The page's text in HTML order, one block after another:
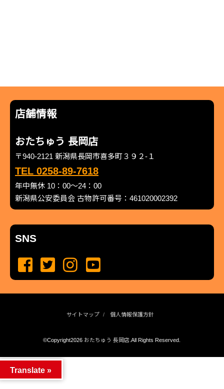
店舗情報
おたちゅう 長岡店
〒940-2121 新潟県長岡市喜多町３９２-１
TEL 0258-89-7618
年中無休 10：00～24：00
新潟県公安委員会 古物許可番号：461020002392
SNS
サイトマップ 個人情報保護方針
©Copyright2026 おたちゅう 長岡店 .All Rights Reserved.
Translate »